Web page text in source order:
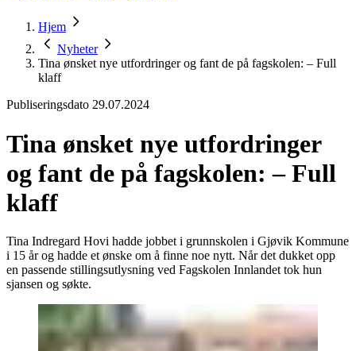
Hjem
Nyheter
Tina ønsket nye utfordringer og fant de på fagskolen: – Full
klaff
Publiseringsdato 29.07.2024
Tina ønsket nye utfordringer
og fant de på fagskolen: – Full
klaff
Tina Indregard Hovi hadde jobbet i grunnskolen i Gjøvik Kommune
i 15 år og hadde et ønske om å finne noe nytt. Når det dukket opp
en passende stillingsutlysning ved Fagskolen Innlandet tok hun
sjansen og søkte.